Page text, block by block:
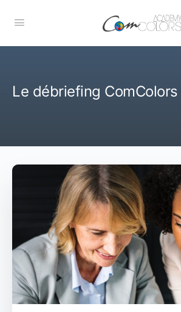
Le débriefing ComColors